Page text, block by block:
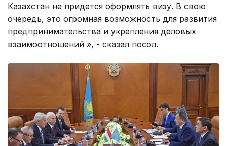
Казахстан не придется оформлять визу. В свою
очередь, это огромная возможность для развития
предпринимательства и укрепления деловых
взаимоотношений », - сказал посол.